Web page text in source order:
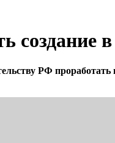
РФ проработать